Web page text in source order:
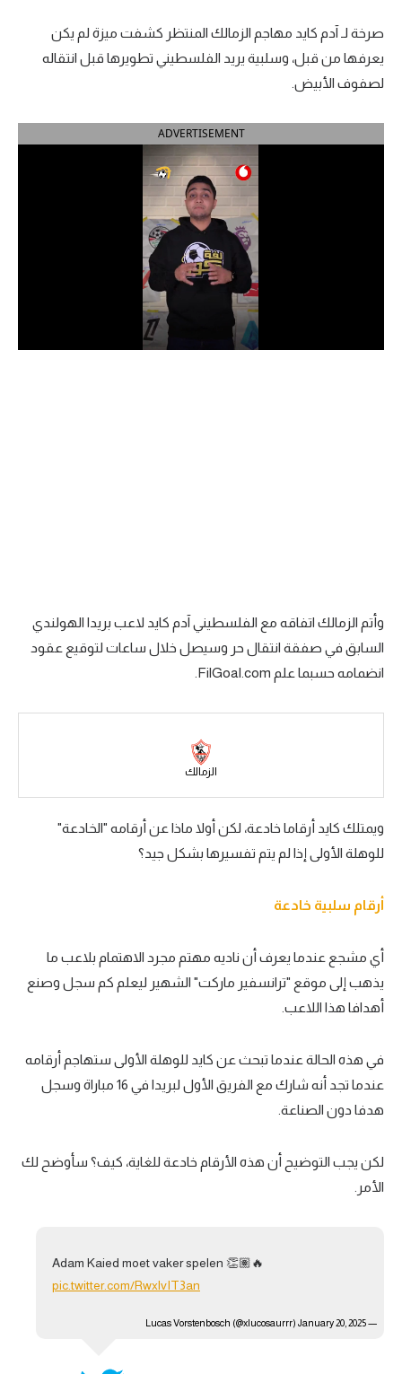
الدوري الإنجليزي الممتاز
الدوري الإسباني
الدوري السعودي للمحترفين
دوري أبطال إفريقيا
سعودي في الجول
الدوري الإنجليزي
أمم إفريقيا
كرة سلة
كرة طائرة
في المونديال
رياضة نسائية
أمريكا
ركن الألعاب
ميركاتو
صرخة لـ آدم كايد مهاجم الزمالك المنتظر كشفت ميزة لم يكن
يعرفها من قبل، وسلبية يريد الفلسطيني تطويرها قبل انتقاله
لصفوف الأبيض.
ADVERTISEMENT
وأتم الزمالك اتفاقه مع الفلسطيني آدم كايد لاعب بريدا الهولندي
السابق في صفقة انتقال حر وسيصل خلال ساعات لتوقيع عقود
انضمامه حسبما علم FilGoal.com.
الزمالك
ويمتلك كايد أرقاما خادعة، لكن أولا ماذا عن أرقامه "الخادعة"
للوهلة الأولى إذا لم يتم تفسيرها بشكل جيد؟
أرقام سلبية خادعة
أي مشجع عندما يعرف أن ناديه مهتم مجرد الاهتمام بلاعب ما
يذهب إلى موقع "ترانسفير ماركت" الشهير ليعلم كم سجل وصنع
أهدافا هذا اللاعب.
في هذه الحالة عندما تبحث عن كايد للوهلة الأولى ستهاجم أرقامه
عندما تجد أنه شارك مع الفريق الأول لبريدا في 16 مباراة وسجل
هدفا دون الصناعة.
لكن يجب التوضيح أن هذه الأرقام خادعة للغاية، كيف؟ سأوضح لك
الأمر.
Adam Kaied moet vaker spelen 👏🏽🔥
pic.twitter.com/RwxlvIT3an
— Lucas Vorstenbosch (@xlucosaurrr)
January 20, 2025